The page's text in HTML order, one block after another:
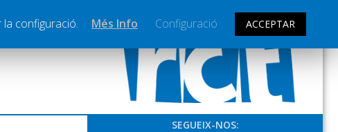
SEGUEIX-NOS:
configuració. Més Info Configuració ACCEPTAR